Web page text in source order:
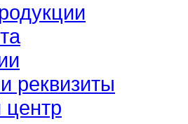
реквизиты